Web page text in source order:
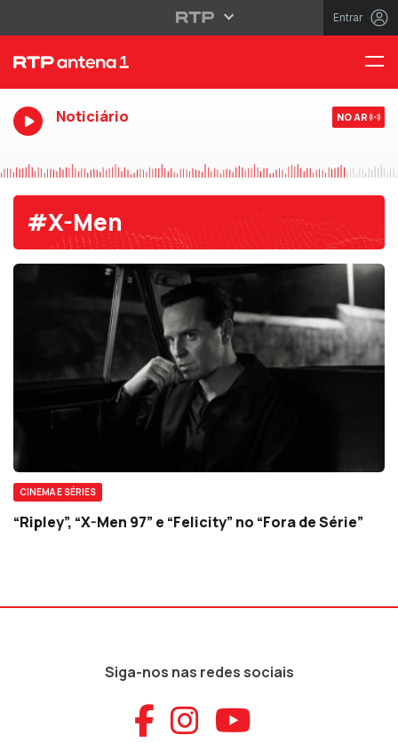
Entrar
Noticiário NO AR
#X-Men
CINEMA E SÉRIES
“Ripley”, “X-Men 97” e “Felicity” no “Fora de Série”
Siga-nos nas redes sociais
Aceder ao
Aceder ao
Aceder